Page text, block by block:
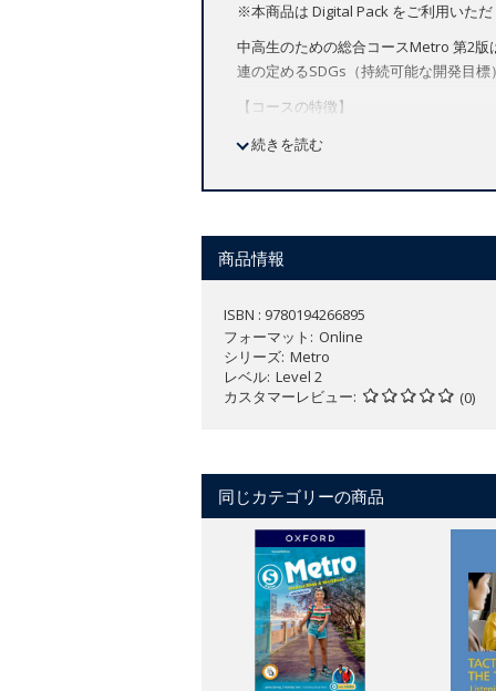
※本商品は Digital Pack をご利用いた
中高生のための総合コースMetro 第2
連の定めるSDGs（持続可能な開発目
【コースの特徴】
アメリカ英語
続きを読む
商品情報
ISBN : 9780194266895
フォーマット
Online
シリーズ Metro
レベル Level 2
カスタマーレビュー
(0)
同じカテゴリーの商品